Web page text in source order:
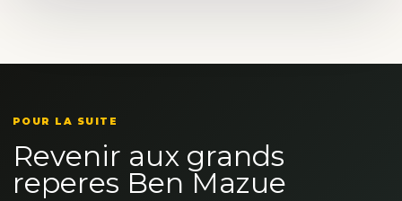
POUR LA SUITE
Revenir aux grands
reperes Ben Mazue